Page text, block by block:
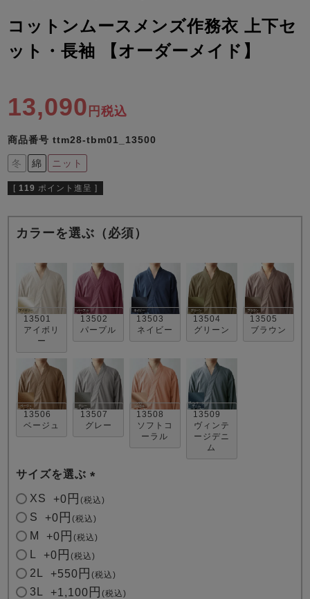
すべての季節のパジャマ一覧はこちら
き
り
ボーイズ半袖
ガールズ
上着
単品
ガールズズボ
ン単品
売れ筋ランキング
- Item Ranking -
新着商品
- New Arrival -
すべてのデザインのパジャマ一覧はこちら
コットンムースメンズ作務衣 上下セ
ット・長袖 【オーダーメイド】
13,090 税込
商品番号 ttm28-tbm01_13500
冬 綿 ニット
[ 119 ポイント進呈 ]
カラーを選ぶ（必須）
13501
アイボリ
ー
13502
パープル
13503
ネイビー
13504
グリーン
13505
ブラウン
13506
ベージュ
13507
グレー
13508
ソフトコ
ーラル
13509
ヴィンテ
ージデニ
ム
サイズを選ぶ
(
)
XS +0 税込
S +0 税込
M +0 税込
+0 税込
2L +550 税込
3L +1,100 税込